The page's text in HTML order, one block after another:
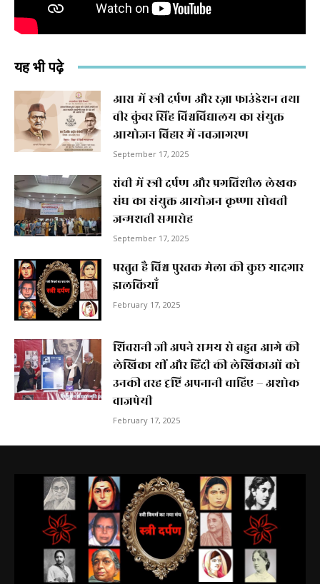
यह भी पढ़े
आरा में स्त्री दर्पण और रज़ा फाउंडेशन तथा
वीर कुंवर सिंह विश्वविद्यालय का संयुक्त
आयोजन बिहार में नवजागरण
September 17, 2025
रांची में स्त्री दर्पण और प्रगतिशील लेखक
संघ का संयुक्त आयोजन कृष्णा सोबती
जन्मशती समारोह
September 17, 2025
प्रस्तुत है विश्व पुस्तक मेला की कुछ यादगार
झलकियाॅं
February 17, 2025
शिवरानी जी अपने समय से बहुत आगे की
लेखिका थीं और हिंदी की लेखिकाओं को
उनकी तरह दृष्टि अपनानी चाहिए – अशोक
वाजपेयी
February 17, 2025